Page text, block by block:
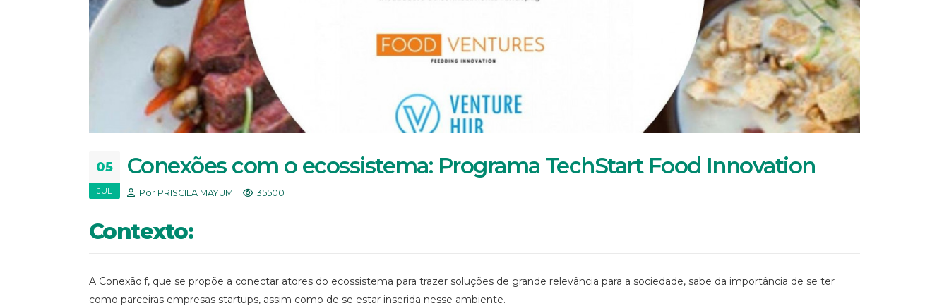
05
JUL
Conexões com o ecossistema: Programa TechStart Food Innovation
Por PRISCILA MAYUMI 35500
Contexto:
A Conexão.f, que se propõe a conectar atores do ecossistema para trazer soluções de grande relevância para a sociedade, sabe da importância de se ter
como parceiras empresas startups, assim como de se estar inserida nesse ambiente.